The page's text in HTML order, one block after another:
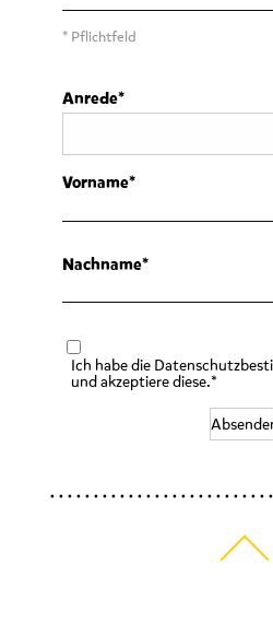
* Pflichtfeld
Anrede
Vorname
Nachname
Ich habe die
und akzeptiere diese.*